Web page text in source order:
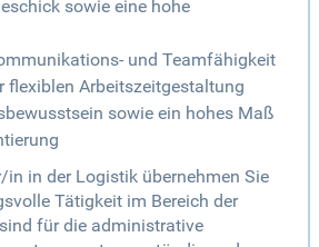
sowie eine hohe
und Teamfähigkeit
flexiblen Arbeitszeitgestaltung
sowie ein hohes Maß
in in der Logistik übernehmen Sie
Tätigkeit im Bereich der
für die administrative